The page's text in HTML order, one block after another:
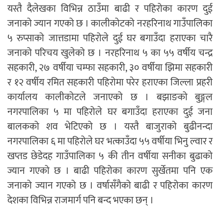
यस्तै दैलेखका विभिन्न ठाउँमा बाढी र पहिरोका कारण दुई
जनाको ज्यान गएको छ । कालीकोटको नरहरिनाथ गाउँपालिका
५ रुप्साको जात्तडामा पहिरोले दुई घर बगाउँदा हराएका चारै
जनाको परिचय खुलेको छ । नरहरिनाथ ५ का ५५ वर्षीय चन्द्र
सहकारी, २७ वर्षीया चम्फा सहकारी, ३० वर्षीया झिमा सहकारी
र १२ वर्षीय रमित सहकारी पहिरोमा परेर हराएका जिल्ला प्रहरी
कार्यालय कालीकोटले जनाएको छ । बझाङको बुङ्गल
नगरपालिका ५ मा पहिरोले घर बगाउँदा हराएका दुई जना
बालकको शव भेटिएको छ । यस्तै बाजुराको बुढीनन्दा
नगरपालिका ६ मा पहिरोले घर भत्काउँदा ५५ वर्षीया भिनु ल्वार र
खप्तड छेडेदह गाउँपालिका ५ की तीन वर्षीया सनीका बुढाको
ज्यान गएको छ । बाढी पहिरोका कारण सुर्खेतमा पनि एक
जनाको ज्यान गएको छ । वर्षासँगैको बाढी र पहिरोका कारण
देशका विभिन्न राजमार्ग पनि बन्द भएका छन् ।